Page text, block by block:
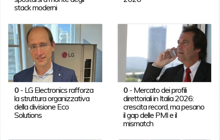
stack moderni
0- LG Electronics rafforza
la struttura organizzativa
della divisione Eco
Solutions
0 - Mercato dei profili
direttoriali in Italia 2026:
crescita record, ma pesano
il gap delle PMI e il
mismatch